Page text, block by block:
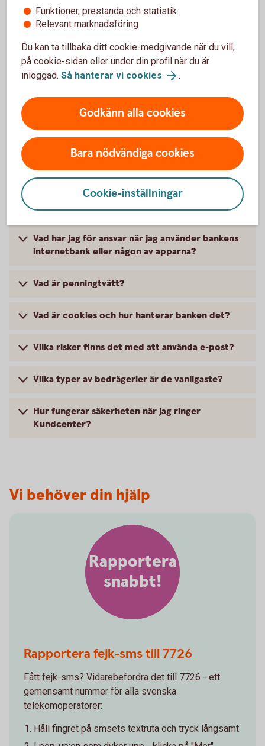
Så ändrar du säkerhetsinställningar efter dina
behov
Frågor och svar om säkerhet
Hur hanterar banken mina personuppgifter?
Vad innebär banksekretess?
Vad har banken för ansvar när jag använder
internetbanken eller någon av apparna?
Vad har jag för ansvar när jag använder bankens
internetbank eller någon av apparna?
Vad är penningtvätt?
Vad är cookies och hur hanterar banken det?
Vilka risker finns det med att använda e-post?
Vilka typer av bedrägerier är de vanligaste?
Hur fungerar säkerheten när jag ringer
Kundcenter?
Vi behöver din hjälp
Rapportera fejk-sms till 7726
Fått fejk-sms? Vidarebefordra det till 7726 - ett
gemensamt nummer för alla svenska
telekomoperatörer:
Håll fingret på smsets textruta och tryck långsamt.
Rapportera
snabbt!
Funktioner, prestanda och statistik
Relevant marknadsföring
Du kan ta tillbaka ditt cookie-medgivande när du vill,
på cookie-sidan eller under din profil när du är
inloggad. Så hanterar vi cookies .
Godkänn alla cookies
Bara nödvändiga cookies
Cookie-inställningar